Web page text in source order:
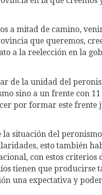
a mitad de camino,
que queremos,
a la reelección en la
de la unidad del
sino a un frente con
por formar este frente
la situación del
esto también
con estos criterios
tienen que producirse
una expectativa y